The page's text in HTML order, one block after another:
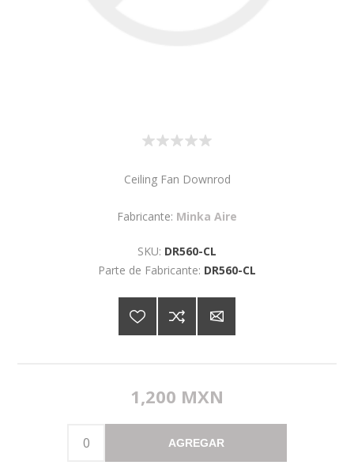
Ceiling Fan Downrod
Fabricante: Minka Aire
SKU: DR560-CL
Parte de Fabricante: DR560-CL
1,200 MXN
AGREGAR